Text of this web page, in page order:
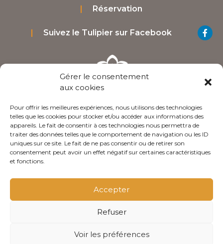
Gérer le consentement
aux cookies
Pour offrir les meilleures expériences, nous utilisons des technologies
telles que les cookies pour stocker et/ou accéder aux informations des
appareils. Le fait de consentir à ces technologies nous permettra de
traiter des données telles que le comportement de navigation ou les ID
uniques sur ce site. Le fait de ne pas consentir ou de retirer son
consentement peut avoir un effet négatif sur certaines caractéristiques
et fonctions.
Accepter
Refuser
Voir les préférences
Réservation
Suivez le Tulipier sur Facebook
3 Rue Des Ecoles 41140 Noyers-sur-Cher Loir-et-
Cher - France
09 50 75 50 56 / 06 64 25 96 53‬
Conditions générales de ventes
Politique de confidentialité
olivgraphic.com